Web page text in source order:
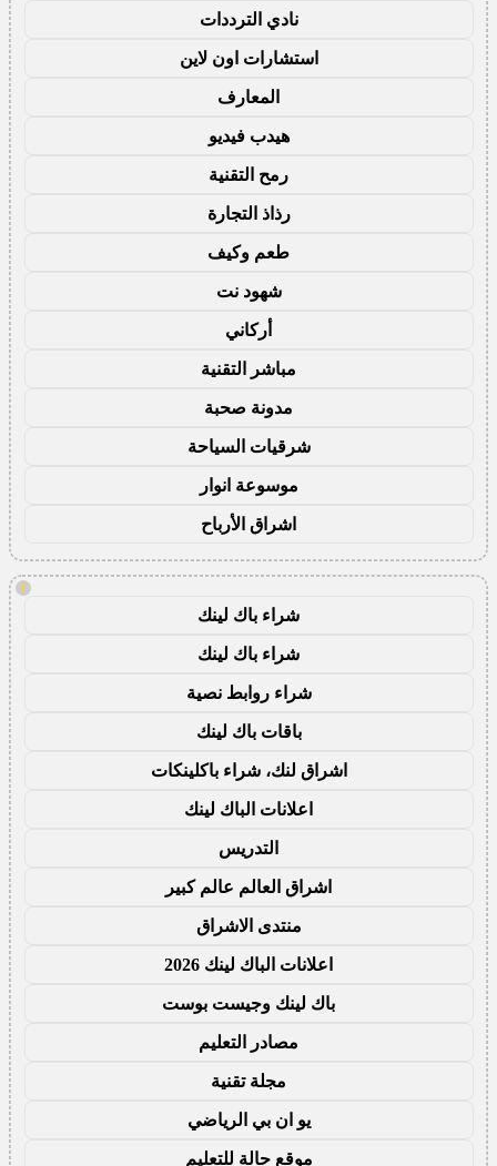
نادي الترددات
استشارات اون لاين
المعارف
هيدب فيديو
رمح التقنية
رذاذ التجارة
طعم وكيف
شهود نت
أركاني
مباشر التقنية
مدونة صحبة
شرقيات السياحة
موسوعة انوار
اشراق الأرباح
!
شراء باك لينك
شراء باك لينك
شراء روابط نصية
باقات باك لينك
اشراق لنك، شراء باكلينكات
اعلانات الباك لينك
التدريس
اشراق العالم عالم كبير
منتدى الاشراق
اعلانات الباك لينك 2026
باك لينك وجيست بوست
مصادر التعليم
مجلة تقنية
يو ان بي الرياضي
موقع حالة للتعليم